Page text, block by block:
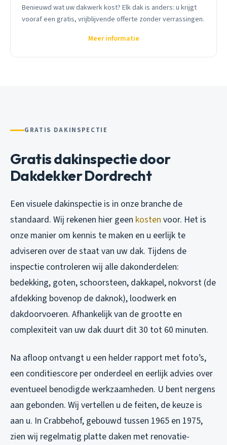
Benieuwd wat uw dakwerk kost? Elk dak is anders: u krijgt
vooraf een gratis, vrijblijvende offerte zonder verrassingen.
Meer informatie
GRATIS DAKINSPECTIE
Gratis dakinspectie door
Dakdekker Dordrecht
Een visuele dakinspectie is in onze branche de
standaard. Wij rekenen hier geen kosten voor. Het is
onze manier om kennis te maken en u eerlijk te
adviseren over de staat van uw dak. Tijdens de
inspectie controleren wij alle dakonderdelen:
bedekking, goten, schoorsteen, dakkapel, nokvorst (de
afdekking bovenop de daknok), loodwerk en
dakdoorvoeren. Afhankelijk van de grootte en
complexiteit van uw dak duurt dit 30 tot 60 minuten.
Na afloop ontvangt u een helder rapport met foto’s,
een conditiescore per onderdeel en eerlijk advies over
eventueel benodigde werkzaamheden. U bent nergens
aan gebonden. Wij vertellen u de feiten, de keuze is
aan u. In Crabbehof, gebouwd tussen 1965 en 1975,
zien wij regelmatig platte daken met renovatie-